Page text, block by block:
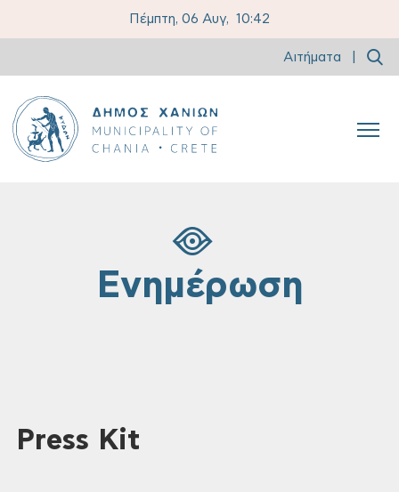
Πέμπτη, 06 Αυγ, 10:42
Αιτήματα
Ενημέρωση
Press Kit